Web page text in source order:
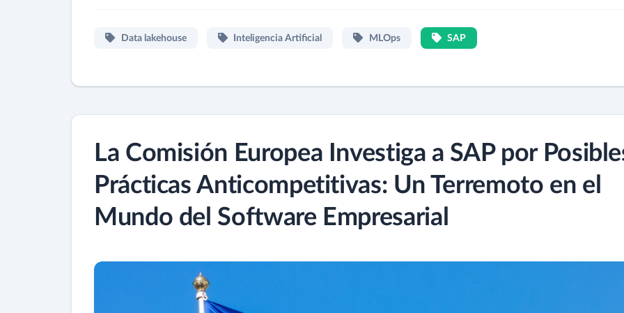
Data lakehouse Inteligencia Artificial MLOps SAP
La Comisión Europea Investiga a SAP por
Prácticas Anticompetitivas: Un Terremoto en el
Mundo del Software Empresarial